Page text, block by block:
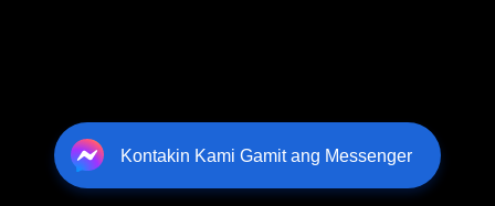
Kontakin Kami Gamit ang Messenger